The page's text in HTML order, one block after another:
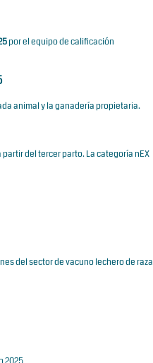
por elequipo de calificación
animal y la ganadería propietaria.
del tercer parto. La categoría nEX
del sector de vacuno lechero de raza